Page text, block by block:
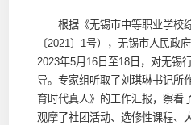
根据《无锡市中等职业学校
〔2021〕1号），无锡市人民政
2023年5月16日至18日，对无锡
导。专家组听取了刘琪琳书记所
育时代真人》的工作汇报，察看
观摩了社团活动、选修性课程、